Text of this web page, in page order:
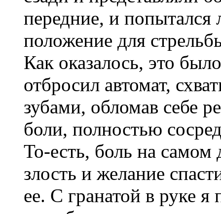
передние, и попытался
положение для
Как оказалось, это
отбросил автомат,
зубами, обломав себе
боли, полностью
То-есть, боль на
злость и желание
ее. С гранатой в руке